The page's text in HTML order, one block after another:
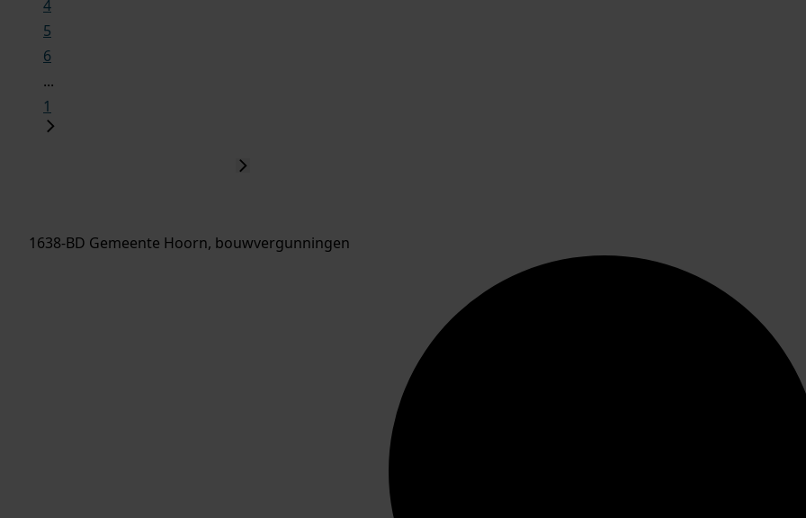
4
5
6
...
1
1638-BD Gemeente Hoorn, bouwvergunningen